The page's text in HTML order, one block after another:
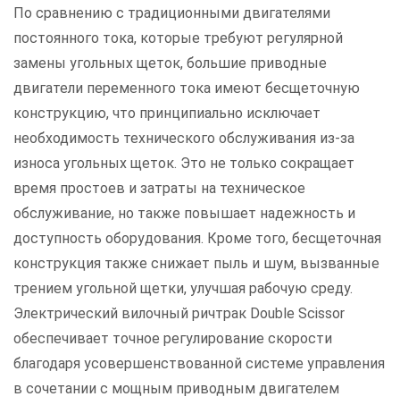
По сравнению с традиционными двигателями
постоянного тока, которые требуют регулярной
замены угольных щеток, большие приводные
двигатели переменного тока имеют бесщеточную
конструкцию, что принципиально исключает
необходимость технического обслуживания из-за
износа угольных щеток. Это не только сокращает
время простоев и затраты на техническое
обслуживание, но также повышает надежность и
доступность оборудования. Кроме того, бесщеточная
конструкция также снижает пыль и шум, вызванные
трением угольной щетки, улучшая рабочую среду.
Электрический вилочный ричтрак Double Scissor
обеспечивает точное регулирование скорости
благодаря усовершенствованной системе управления
в сочетании с мощным приводным двигателем